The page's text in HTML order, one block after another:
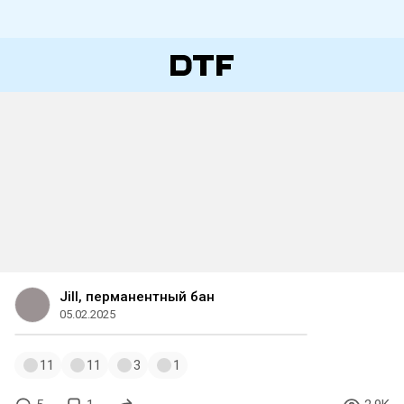
Jill, перманентный бан
05.02.2025
11 11 3 1